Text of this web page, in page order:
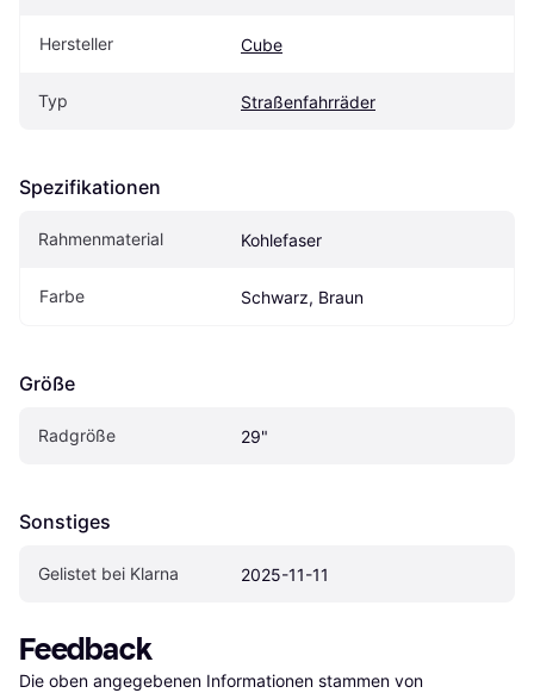
Hersteller Cube
Typ Straßenfahrräder
Spezifikationen
Rahmenmaterial Kohlefaser
Farbe Schwarz, Braun
Größe
Radgröße 29"
Sonstiges
Gelistet bei Klarna 2025-11-11
Feedback
Die oben angegebenen Informationen stammen von